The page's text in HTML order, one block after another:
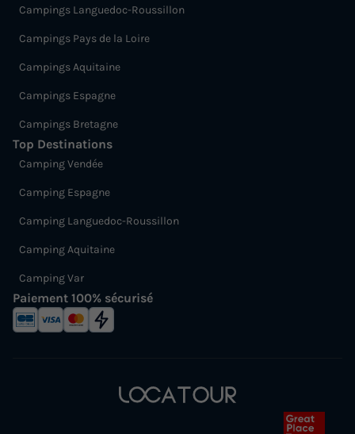
Campings Languedoc-Roussillon
Campings Pays de la Loire
Campings Aquitaine
Campings Espagne
Campings Bretagne
Top Destinations
Camping Vendée
Camping Espagne
Camping Languedoc-Roussillon
Camping Aquitaine
Camping Var
Paiement 100% sécurisé